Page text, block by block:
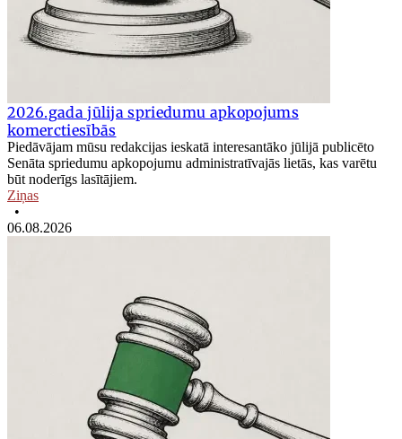
2026.gada jūlija spriedumu apkopojums
komerctiesībās
Piedāvājam mūsu redakcijas ieskatā interesantāko jūlijā publicēto
Senāta spriedumu apkopojumu administratīvajās lietās, kas varētu
būt noderīgs lasītājiem.
Ziņas
•
06.08.2026